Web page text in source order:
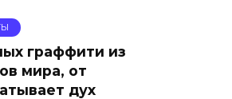
граффити из
мира, от
дух